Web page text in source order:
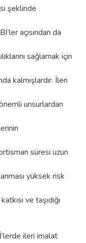
şeklinde
açısından da
sağlamak için
kalmışlardır. İleri
unsurlardan
süresi uzun
yüksek risk
ve taşıdığı
ileri imalat